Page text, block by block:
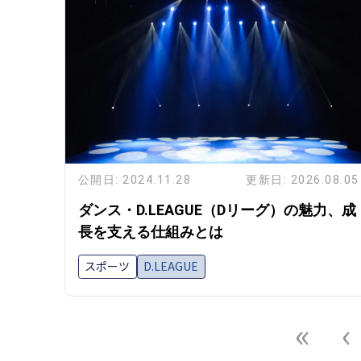
公開日: 2024.11.28 更新日: 2026.08.05
ダンス・D.LEAGUE（Dリーグ）の魅力、成
長を支える仕組みとは
スポーツ D.LEAGUE
« ‹